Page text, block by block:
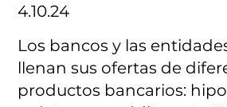
4.10.24
Los bancos y las
llenan sus ofertas de
productos bancarios: